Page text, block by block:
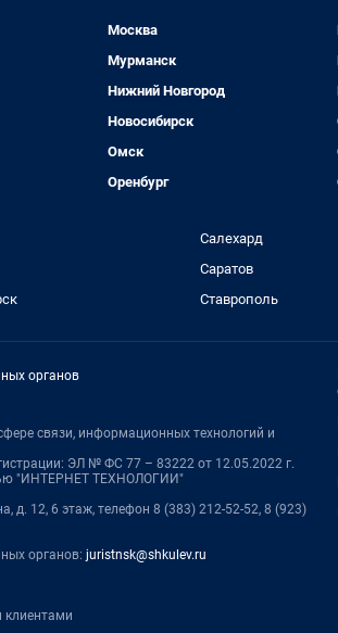
Москва
Мурманск
Нижний Новгород
Новосибирск
Омск
Оренбург
Салехард
Саратов
Ставрополь
органов
связи, информационных технологий и
ЭЛ № ФС 77 – 83222 от 12.05.2022 г.
"ИНТЕРНЕТ ТЕХНОЛОГИИ"
д. 12, 6 этаж, телефон 8 (383) 212-52-52, 8 (923)
органов: juristnsk@shkulev.ru